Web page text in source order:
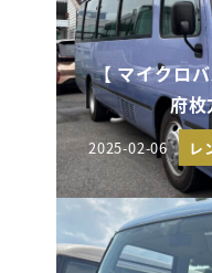
【 マイクロ
府
投稿日
2025-02-06 レ